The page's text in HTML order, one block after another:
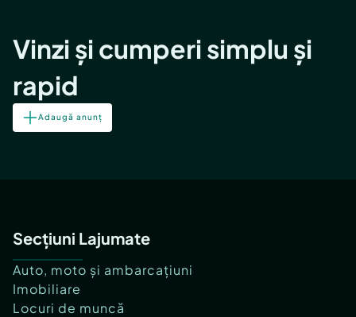
Vinzi și cumperi simplu și
rapid
Adaugă anunț
Secțiuni Lajumate
Auto, moto și ambarcațiuni
Imobiliare
Locuri de muncă